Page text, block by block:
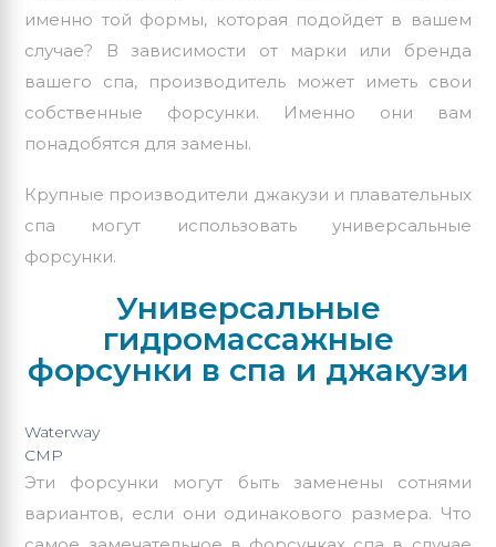
именно той формы, которая подойдет в вашем
случае? В зависимости от марки или бренда
вашего спа, производитель может иметь свои
собственные форсунки. Именно они вам
понадобятся для замены.
Крупные производители джакузи и плавательных
спа могут использовать универсальные
форсунки.
Универсальные
гидромассажные
форсунки в спа и джакузи
Waterway
CMP
Эти форсунки могут быть заменены сотнями
вариантов, если они одинакового размера. Что